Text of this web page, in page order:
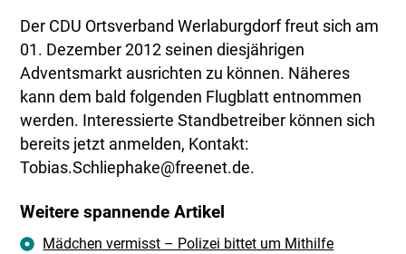
Der CDU Ortsverband Werlaburgdorf freut sich am
01. Dezember 2012 seinen diesjährigen
Adventsmarkt ausrichten zu können. Näheres
kann dem bald folgenden Flugblatt entnommen
werden. Interessierte Standbetreiber können sich
bereits jetzt anmelden, Kontakt:
Tobias.Schliephake@freenet.de.
Weitere spannende Artikel
Mädchen vermisst – Polizei bittet um Mithilfe